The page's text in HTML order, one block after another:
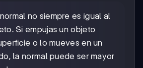
no siempre es igual al
Si empujas un objeto
o lo mueves en un
la normal puede ser mayor